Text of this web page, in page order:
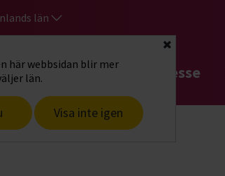
län
här webbsidan blir mer
län.
Visa inte igen
Stäng
startsidaHitta intresse